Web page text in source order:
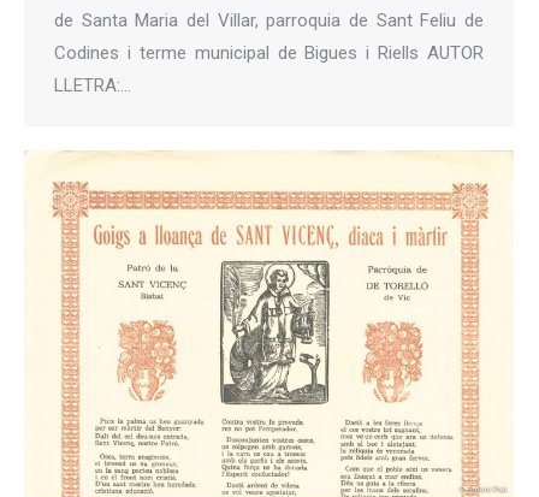
de Santa Maria del Villar, parroquia de Sant Feliu de
Codines i terme municipal de Bigues i Riells AUTOR
LLETRA:…